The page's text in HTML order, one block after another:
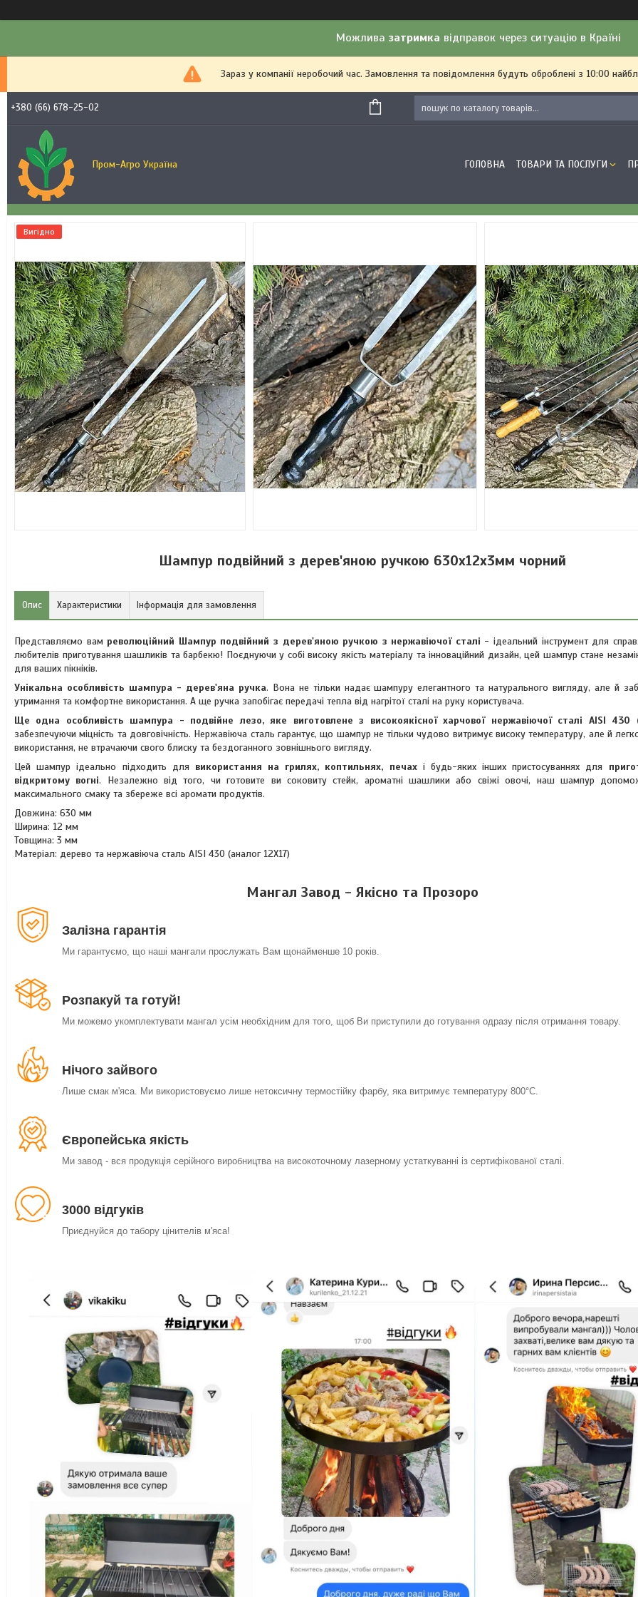
Можлива затримка відправок через ситуацію в Країні
Зараз у компанії неробочий час. Замовлення та повідомлення будуть оброблені з 10:00
+380 (66) 678-25-02
Пром-Агро Україна ГОЛОВНА ТОВАРИ ТА ПОСЛУГИ
Вигідно
Шампур подвійний з дерев'яною ручкою 630х12х3мм чорний
Опис Характеристики Інформація для замовлення
Представляємо вам революційний Шампур подвійний з дерев'яною ручкою з нержавіючої сталі - ідеальний інструмент для
любителів приготування шашликів та барбекю! Поєднуючи у собі високу якість матеріалу та інноваційний дизайн, цей шампур стане
для ваших пікніків.
Унікальна особливість шампура - дерев'яна ручка. Вона не тільки надає шампуру елегантного та натурального вигляду, але й
утримання та комфортне використання. А ще ручка запобігає передачі тепла від нагрітої сталі на руку користувача.
Ще одна особливість шампура - подвійне лезо, яке виготовлене з високоякісної харчової нержавіючої сталі AISI 430
забезпечуючи міцність та довговічність. Нержавіюча сталь гарантує, що шампур не тільки чудово витримує високу температуру, але й
використання, не втрачаючи свого блиску та бездоганного зовнішнього вигляду.
Цей шампур ідеально підходить для використання на грилях, коптильнях, печахі будь-яких інших пристосуваннях для
відкритому вогні. Незалежно від того, чи готовите ви соковиту стейк, ароматні шашлики або свіжі овочі, наш шампур
максимального смаку та збереже всі аромати продуктів.
Довжина: 630 мм
Ширина: 12 мм
Товщина: 3 мм
Матеріал: дерево та нержавіюча сталь AISI 430 (аналог 12Х17)
Мангал Завод - Якісно та Прозоро
Залізна гарантія
Ми гарантуємо, що наші мангали прослужать Вам щонайменше 10 років.
Розпакуй та готуй!
Ми можемо укомплектувати мангал усім необхідним для того, щоб Ви приступили до готування одразу після отримання товару.
Нічого зайвого
Лише смак м'яса. Ми використовуємо лише нетоксичну термостійку фарбу, яка витримує температуру 800°С.
Європейська якість
Ми завод - вся продукція серійного виробництва на високоточному лазерному устаткуванні із сертифікованої сталі.
3000 відгуків
Приєднуйся до табору цінителів м'яса!